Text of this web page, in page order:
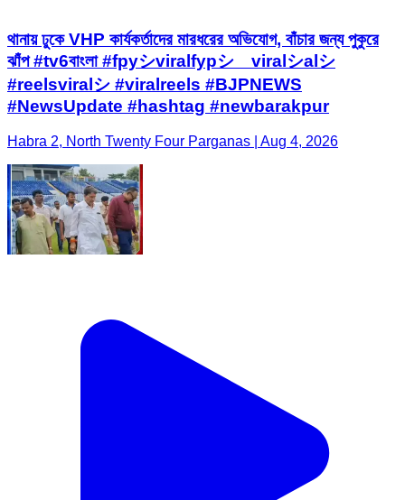
থানায় ঢুকে VHP কার্যকর্তাদের মারধরের অভিযোগ, বাঁচার জন্য পুকুরে
ঝাঁপ #tv6বাংলা #fpyシviralfypシ゚viralシalシ
#reelsviralシ #viralreels #BJPNEWS
#NewsUpdate #hashtag #newbarakpur
Habra 2, North Twenty Four Parganas | Aug 4, 2026